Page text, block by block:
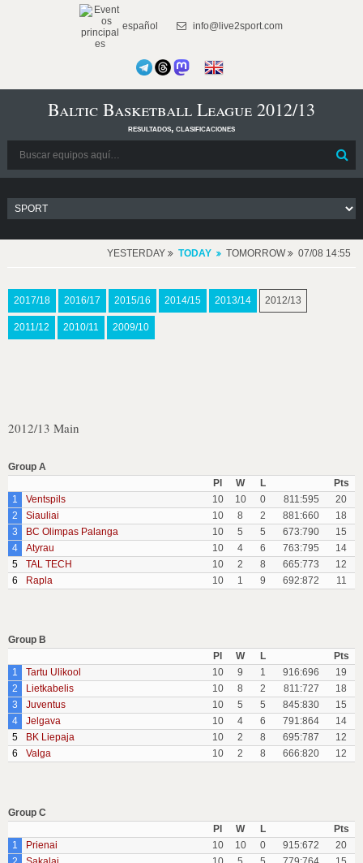
español info@live2sport.com
Baltic Basketball League 2012/13
resultados, clasificaciones
YESTERDAY TODAY TOMORROW 07/08 14:55
2017/18 2016/17 2015/16 2014/15 2013/14 2012/13
2011/12 2010/11 2009/10
2012/13 Main
Group A
Pl
W L
Pts
1
Ventspils 10 10 0 811:595
20
2
Siauliai 10 8 2 881:660
18
3
BC Olimpas Palanga 10 5 5 673:790
15
4
Atyrau 10 4 6 763:795
14
5
TAL TECH 10 2 8 665:773
12
6
Rapla 10 1 9 692:872 11
Group B
Pl
W L
Pts
1
Tartu Ulikool 10 9 1 916:696
19
2
Lietkabelis 10 8 2 811:727
18
3
Juventus 10 5 5 845:830
15
4
Jelgava 10 4 6 791:864
14
5
BK Liepaja 10 2 8 695:787
12
6
Valga 10 2 8 666:820 12
Group C
Pl
W L
Pts
1
Prienai 10 10 0 915:672
20